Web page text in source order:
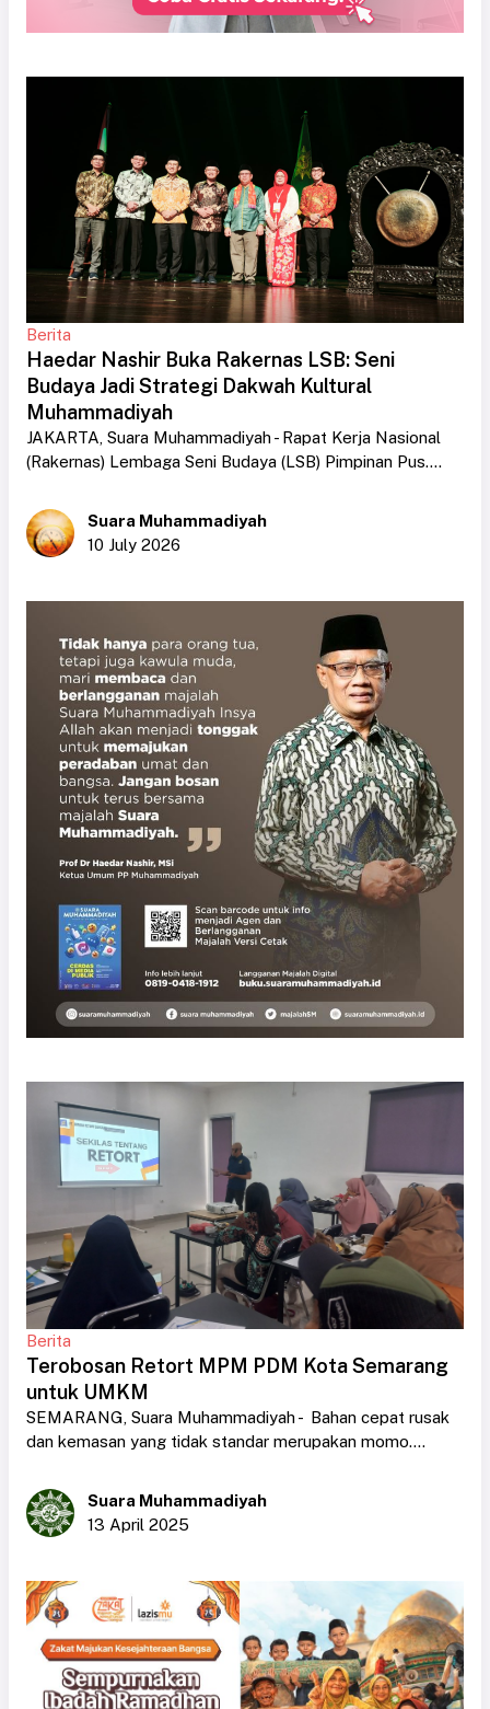
Berita
Haedar Nashir Buka Rakernas LSB: Seni
Budaya Jadi Strategi Dakwah Kultural
Muhammadiyah
JAKARTA, Suara Muhammadiyah - Rapat Kerja Nasional
(Rakernas) Lembaga Seni Budaya (LSB) Pimpinan Pus....
Suara Muhammadiyah
10 July 2026
Berita
Terobosan Retort MPM PDM Kota Semarang
untuk UMKM
SEMARANG, Suara Muhammadiyah - Bahan cepat rusak
dan kemasan yang tidak standar merupakan momo....
Suara Muhammadiyah
13 April 2025